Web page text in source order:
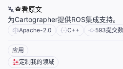
查看原文
为Cartographer提供ROS集成支持。
Apache-2.0 C++ 593提交数
应用
定制我的领域